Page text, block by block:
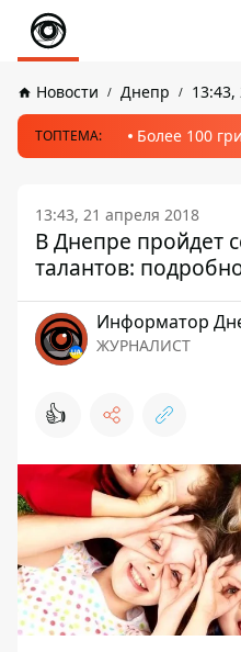
Новости Днепр
ТОПТЕМА: Более 100
13:43, 21 апреля 2018
В Днепре пройдет
талантов:
Информатор
ЖУРНАЛИСТ
👍